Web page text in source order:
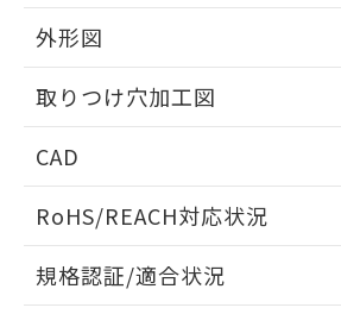
外形図
取りつけ穴加工図
CAD
ドすることができます。
ログイン/会員登録
RoHS/REACH対応状況
EU RoHS 注意事項・凡例
規格認証/適合状況